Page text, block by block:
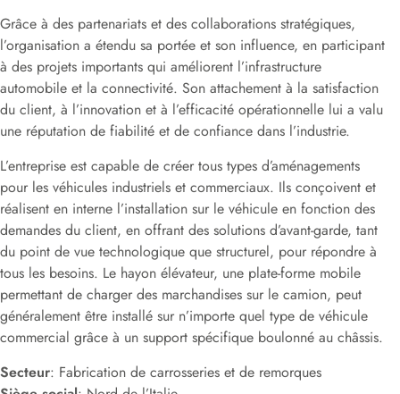
Grâce à des partenariats et des collaborations stratégiques,
l’organisation a étendu sa portée et son influence, en participant
à des projets importants qui améliorent l’infrastructure
automobile et la connectivité. Son attachement à la satisfaction
du client, à l’innovation et à l’efficacité opérationnelle lui a valu
une réputation de fiabilité et de confiance dans l’industrie.
L’entreprise est capable de créer tous types d’aménagements
pour les véhicules industriels et commerciaux. Ils conçoivent et
réalisent en interne l’installation sur le véhicule en fonction des
demandes du client, en offrant des solutions d’avant-garde, tant
du point de vue technologique que structurel, pour répondre à
tous les besoins. Le hayon élévateur, une plate-forme mobile
permettant de charger des marchandises sur le camion, peut
généralement être installé sur n’importe quel type de véhicule
commercial grâce à un support spécifique boulonné au châssis.
Secteur: Fabrication de carrosseries et de remorques